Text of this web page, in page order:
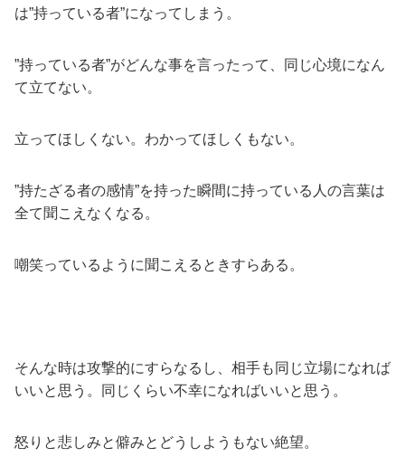
は”持っている者”になってしまう。
”持っている者”がどんな事を言ったって、同じ心境になん
て立てない。
立ってほしくない。わかってほしくもない。
”持たざる者の感情”を持った瞬間に持っている人の言葉は
全て聞こえなくなる。
嘲笑っているように聞こえるときすらある。
そんな時は攻撃的にすらなるし、相手も同じ立場になれば
いいと思う。同じくらい不幸になればいいと思う。
怒りと悲しみと僻みとどうしようもない絶望。